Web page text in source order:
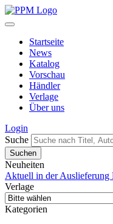
Startseite
News
Katalog
Vorschau
Händler
Verlage
Über uns
Login
Suche
Neuheiten
Aktuell in der Auslieferung
Verlage
Kategorien